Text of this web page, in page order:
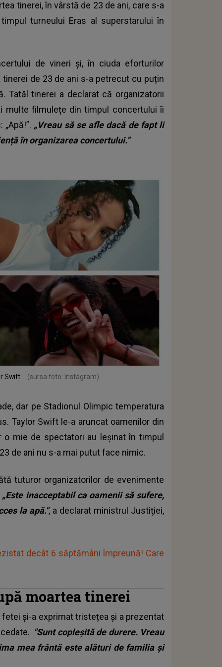
tinerei, în vârstă de 23 de ani, care s-a
turneului Eras al superstarului în
de vineri și, în ciuda eforturilor
de 23 de ani s-a petrecut cu puțin
Tatăl tinerei a declarat că organizatorii
multe filmulețe din timpul concertului îi
„Vreau să se afle dacă de fapt li
în organizarea concertului.”
Swift (sursa foto: Instagram)
dar pe Stadionul Olimpic temperatura
Taylor Swift le-a aruncat oamenilor din
mie de spectatori au leşinat în timpul
de ani nu s-a mai putut face nimic.
tuturor organizatorilor de evenimente
„Este inacceptabil ca oamenii să sufere,
la apă.", a declarat ministrul Justiţiei,
decât 6 săptămâni împreună! Care
moartea tinerei
și-a exprimat tristețea și a prezentat
"Sunt copleşită de durere. Vreau
mea frântă este alături de familia şi